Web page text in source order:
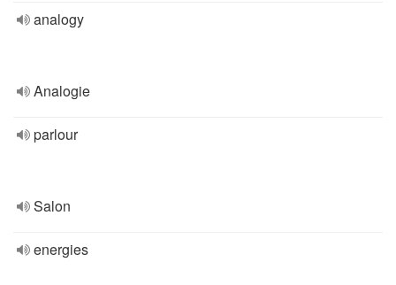
analogy
Analogie
parlour
Salon
energies